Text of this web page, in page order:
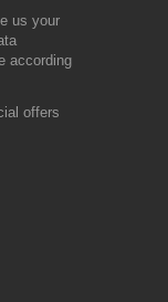
us your
according
offers